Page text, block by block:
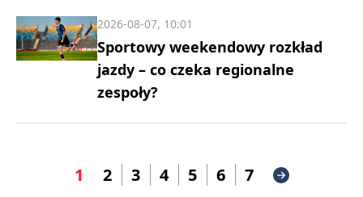
Sportowy weekendowy rozkład
jazdy – co czeka regionalne
zespoły?
2026-08-07, 10:01
1 2 3 4 5 6 7